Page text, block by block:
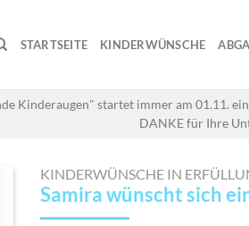
STARTSEITE KINDERWÜNSCHE
Kinderaugen" startet immer am 01.11.
DANKE für Ihre
KINDERWÜNSCHE IN
Samira wünscht sich